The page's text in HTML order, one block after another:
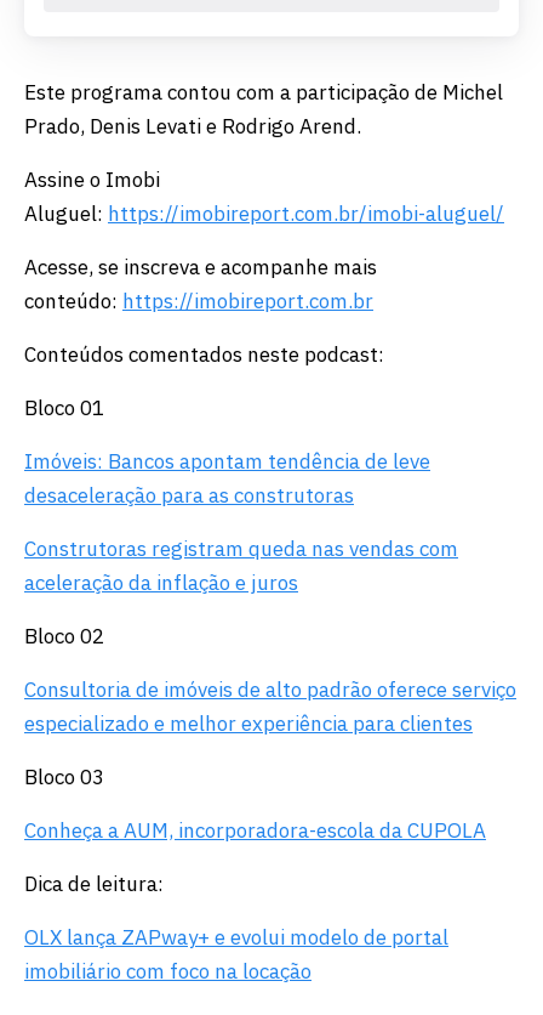
Este programa contou com a participação de Michel
Prado, Denis Levati e Rodrigo Arend.
Assine o Imobi
Aluguel: https://imobireport.com.br/imobi-aluguel/
Acesse, se inscreva e acompanhe mais
conteúdo: https://imobireport.com.br
Conteúdos comentados neste podcast:
Bloco 01
Imóveis: Bancos apontam tendência de leve
desaceleração para as construtoras
Construtoras registram queda nas vendas com
aceleração da inflação e juros
Bloco 02
Consultoria de imóveis de alto padrão oferece serviço
especializado e melhor experiência para clientes
Bloco 03
Conheça a AUM, incorporadora-escola da CUPOLA
Dica de leitura:
OLX lança ZAPway+ e evolui modelo de portal
imobiliário com foco na locação